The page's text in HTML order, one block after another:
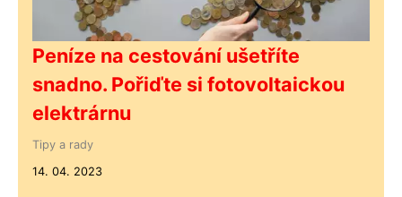
Peníze na cestování ušetříte
snadno. Pořiďte si fotovoltaickou
elektrárnu
Tipy a rady
14. 04. 2023